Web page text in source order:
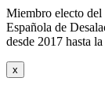
Miembro electo
Española de
desde 2017 hasta
x